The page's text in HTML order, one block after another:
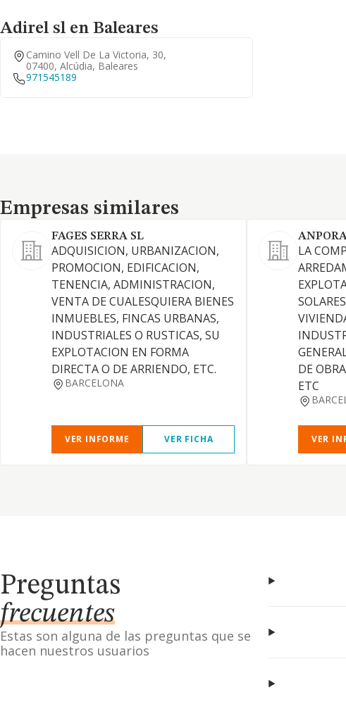
Adirel sl en Baleares
Camino Vell De La Victoria, 30,
07400, Alcúdia, Baleares
971545189
Empresas similares
Empresas similares
FAGES SERRA SL
ADQUISICION, URBANIZACION,
PROMOCION, EDIFICACION,
TENENCIA, ADMINISTRACION,
VENTA DE CUALESQUIERA BIENES
INMUEBLES, FINCAS URBANAS,
INDUSTRIALES O RUSTICAS, SU
EXPLOTACION EN FORMA
DIRECTA O DE ARRIENDO, ETC.
BARCELONA
VER INFORME VER FICHA
LA
DE
ETC
VER
Preguntas
frecuentes
Estas son alguna de las preguntas que se
hacen nuestros usuarios